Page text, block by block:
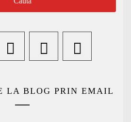
LA BLOG PRIN EMAIL